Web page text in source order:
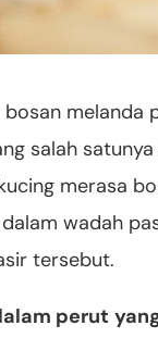
bosan melanda
salah
merasa
wadah
tersebut.
perut